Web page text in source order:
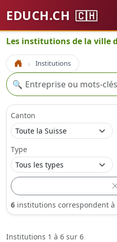
EDUCH.CH 🇨🇭
Les institutions de la ville
Accueil Institutions
Recherche
🔍
Canton
Type
6 institutions correspondent à
Institutions 1 à 6 sur 6